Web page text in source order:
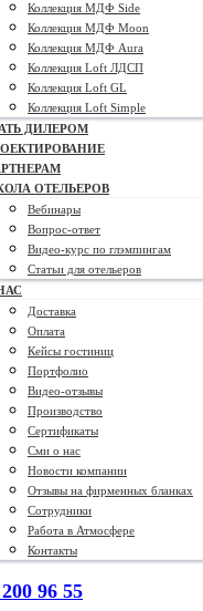
Коллекция МДФ Side
Коллекция МДФ Moon
Коллекция МДФ Aura
Коллекция Loft ЛДСП
Коллекция Loft GL
Коллекция Loft Simple
ДИЛЕРОМ
ОТЕЛЬЕРОВ
Вебинары
Вопрос-ответ
Видео-курс по глэмпингам
Статьи для отельеров
Доставка
Оплата
Кейсы гостиниц
Портфолио
Видео-отзывы
Производство
Сертификаты
Сми о нас
Новости компании
Отзывы на фирменных бланках
Сотрудники
Работа в Атмосфере
Контакты
96 55
доллара, поэтому они
у наших